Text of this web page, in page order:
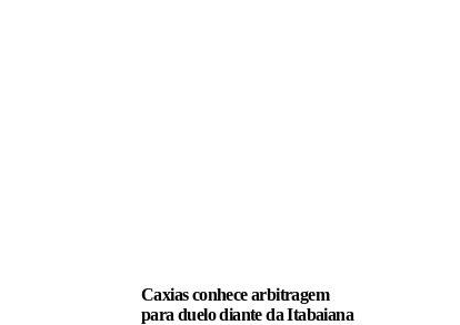
Caxias conhece arbitragem
para duelo diante da Itabaiana